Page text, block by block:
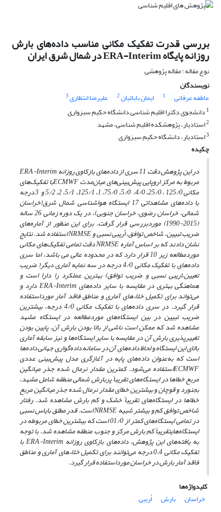
بررسی قدرت تفکیک مکانی مناسب داده‌های بارش
روزانه پایگاه ERA-Interim در شمال شرق ایران
نوع مقاله : مقاله پژوهشی
نویسندگان
عاطفه عرفانی
1 ایمان بابائیان2 علیرضا انتظاری3
1 دانشجوی دکترا اقلیم شناسی دانشگاه حکیم سبزواری
2استادیار، پژوهشکده اقلیم شناسی، مشهد
3استادیار، دانشگاه حکیم سبزواری
چکیده
در این پژوهش دقت 11 سری از داده‌های بازکاوی روزانه
ERA-Interim
مربوط به مرکز اروپایی پیش‌بینی‌های میان‌مدتECMWFبا تفکیک‌های
مکانی 125/0 ، 25/0، 4/0، 5/0، 75/0، 1، 125/1، 5/1، 2، 5/2 و 3 درجه
با داده‌های مشاهداتی 17 ایستگاه هواشناسی شمال شرق(خراسان
شمالی، خراسان رضوی، خراسان جنوبی)، در یک دوره زمانی 26 ساله
(2015-1990) موردبررسی قرار گرفت. برای این منظور از آماره‌های
ضریب تبیین، شاخص توافق، اُریبی نسبی وNRMSEاستفاده شد. نتایج
نشان دادند که بر اساس آمارهNRMSEدقت تمامی تفکیک‌های مکانی
موردمطالعهزیر 10 قرار دارد که در محدوده عالی می باشد، اما سری
داده‌های با تفکیک مکانی 4/0 درجه در سه نمایه آماری دیگر( ضریب
تعیین،اریبی نسبی و ضریب توافق) بهترین عملکرد را دارا است و
هماهنگی بهتری در مقایسه با سایر داده‌هایERA-Interimدارد و
می‌تواند برای تکمیل خلاءهای آماری و مناطق فاقد آمار مورداستفاده
قرار گیرد. در سری داده‌های با تفکیک مکانی 4/0 درجه، بیشترین
ضریب تبیین در بین ایستگاه‌های موردمطالعه در ایستگاه مشهد
مشاهده شد که ممکن است ناشی از بالا بودن بارش آن، پایین بودن
تغییرپذیری بارش آن در مقایسه با سایر ایستگاه‌ها و نیز سابقه آماری
بالای این ایستگاه و لحاظ داده‌های آن در سامانه داده‌گواری جهانی داده‌ها
است که به‌عنوان داده‌های پایه در آغازگری مدل پیش‌بینی عددی
ECMWFاستفاده می‌شود. کمترین مقدار نرمال شده جذر میانگین
مربع خطاها در ایستگاه‌های تقریباً پربارش شمالی منطقه شامل مشهد،
بجنورد و قوچان و بیشترین خطای مقدار نرمال شده جذر میانگین مربع
خطاها در ایستگاه‌های تقریباً خشک و کم بارش مشاهده شد. رفتار
شاخص توافق کم و بیشترشبیهNRMSEاست. قدر مطلق بایاس نسبی
در تمامی ایستگاه‌های کمتر از 01/0 است که بیشترین خطای مربوطه در
ایستگاه‌هایتقریباًکم بارش مرکز و جنوب منطقه مشاهده شد. با توجه
به یافته‌های این پژوهش، داده‌های بازکاوی روزانه ERA-Interimبا
تفکیک مکانی 0.4 درجه می‌توانند برای تکمیل خلاءهای آماری و مناطق
فاقد آمار بارش در خراسان مورداستفاده قرار گیرد.
کلیدواژه‌ها
خراسان
بارش اُریبی